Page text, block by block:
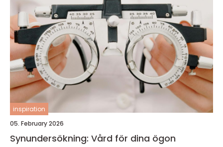
inspiration
05. February 2026
Synundersökning: Vård för dina ögon